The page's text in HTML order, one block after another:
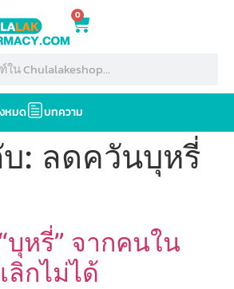
0
หมด บทความ
: ลดควันบุหรี่
บุหรี่” จากคนใน
ลิกไม่ได้